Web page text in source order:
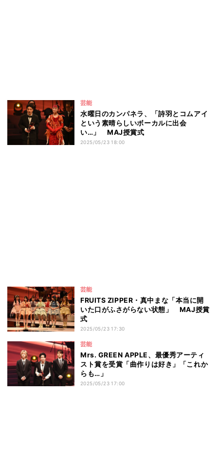
芸能
水曜日のカンパネラ、「詩羽とコムアイ
という素晴らしいボーカルに出会
い…」 MAJ授賞式
2025/05/23 18:00
芸能
FRUITS ZIPPER・真中まな「本当に開
いた口がふさがらない状態」 MAJ授賞
式
2025/05/23 17:30
芸能
Mrs. GREEN APPLE、最優秀アーティ
スト賞を受賞「曲作りは好き」「これか
らも…」
2025/05/23 17:00